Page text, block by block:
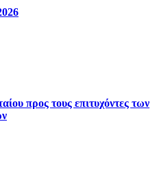
προς τους επιτυχόντες των